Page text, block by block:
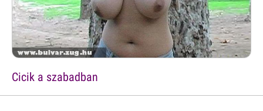
Cicik a szabadban